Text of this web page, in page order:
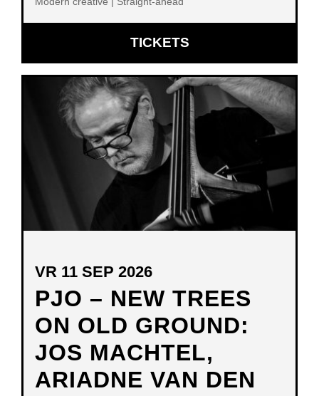
TICKETSOPENT
IN
NIEUW
VENSTER
PJO – NEW TREES
ON OLD GROUND:
JOS MACHTEL,
ARIADNE VAN DEN
VR 11 SEP 2026